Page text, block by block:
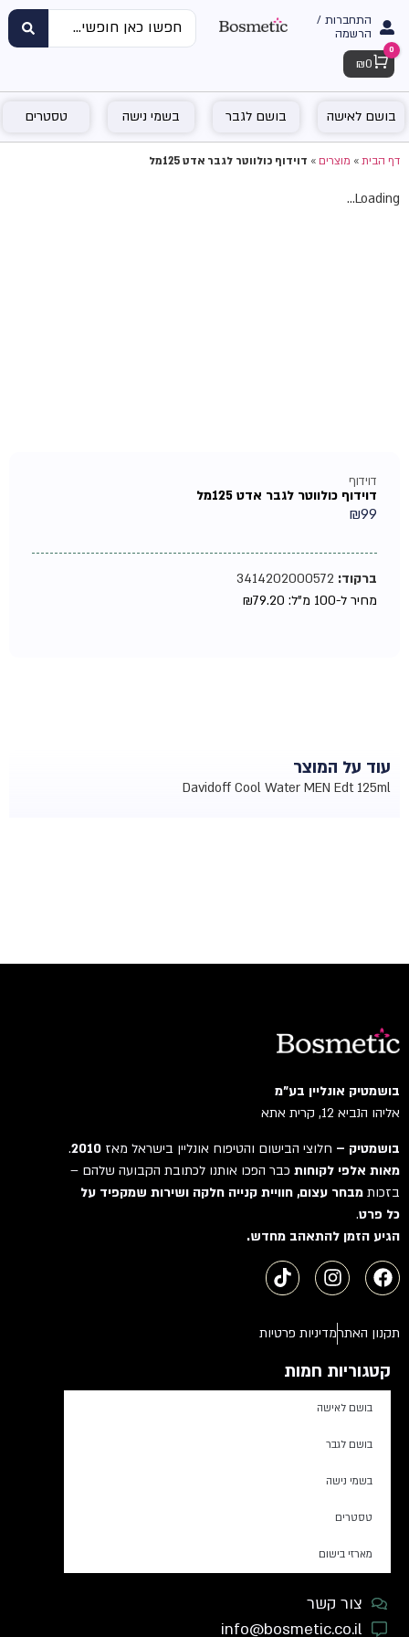
התחברות /
הרשמה
Cart
0
₪ 0
בושם לאישה בושם לגבר בשמי נישה טסטרים
דף הבית»מוצרים»דוידוף כולווטר לגבר אדט 125מל
Loading...
דוידוף
דוידוף כולווטר לגבר אדט 125מל
₪99
ברקוד:3414202000572
מחיר ל-100 מ"ל:
₪79.20
עוד על המוצר
Davidoff Cool Water MEN Edt 125ml
בושמטיק אונליין בע"מ
אליהו הנביא 12, קרית אתא
בושמטיק –חלוצי הבישום והטיפוח אונליין בישראל מאז2010
.
מאות אלפי לקוחותכבר הפכו אותנו לכתובת הקבועה שלהם –
בזכותמבחר עצום, חוויית קנייה חלקה ושירות שמקפיד על
כל פרט.
הגיע הזמן להתאהב מחדש.
תקנון האתרמדיניות פרטיות
קטגוריות חמות
בושם לאישה
בושם לגבר
בשמי נישה
טסטרים
מארזי בישום
צור קשר
info@bosmetic.co.il